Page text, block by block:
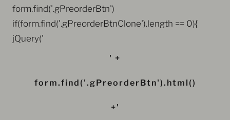
form.find('.gPreorderBtn')
if(form.find('.gPreorderBtnClone').length == 0){
jQuery('
' +
form.find('.gPreorderBtn').html()
+'